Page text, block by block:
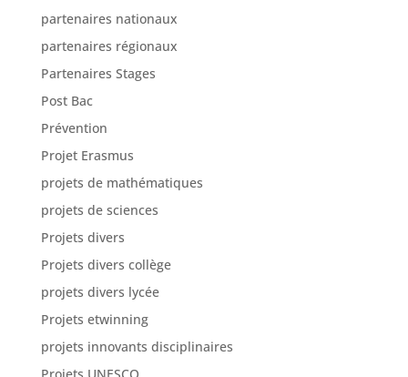
Partenaires Stages
Post Bac
Prévention
Projet Erasmus
projets de mathématiques
projets de sciences
Projets divers
Projets divers collège
projets divers lycée
Projets etwinning
projets innovants disciplinaires
Projets UNESCO
radio des lycéens
recrutement